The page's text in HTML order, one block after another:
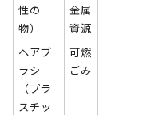
性の
物）
金属
資源
ヘアブ
ラシ
（プラ
スチッ
可燃
ごみ